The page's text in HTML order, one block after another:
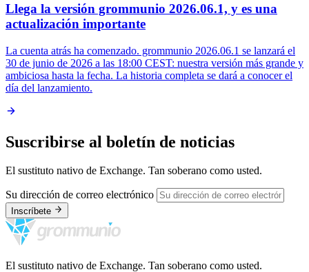
Llega la versión grommunio 2026.06.1, y es una
actualización importante
La cuenta atrás ha comenzado. grommunio 2026.06.1 se lanzará el
30 de junio de 2026 a las 18:00 CEST: nuestra versión más grande y
ambiciosa hasta la fecha. La historia completa se dará a conocer el
día del lanzamiento.
Suscribirse al boletín de noticias
El sustituto nativo de Exchange. Tan soberano como usted.
Su dirección de correo electrónico
Inscríbete
El sustituto nativo de Exchange. Tan soberano como usted.